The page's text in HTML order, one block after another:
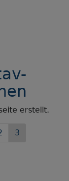
erstellt.
Aktuelle
3